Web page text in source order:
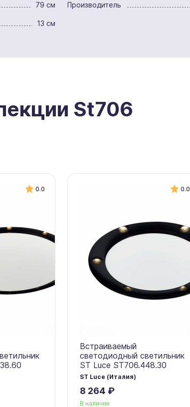
79 см
13 см
Производитель
St706
0.0 0.0
Встраиваемый
светодиодный светильник
ST Luce ST706.448.30
ST Luce (Италия)
8 264 ₽
В наличии